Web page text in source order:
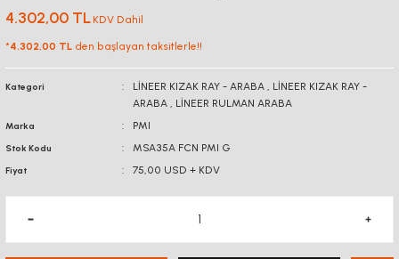
4.302,00 TL KDV Dahil
*4.302,00 TL den başlayan taksitlerle!!
Kategori LİNEER KIZAK RAY - ARABA , LİNEER KIZAK RAY -
ARABA , LİNEER RULMAN ARABA
Marka PMI
Stok Kodu MSA35A FCN PMI G
Fiyat 75,00 USD + KDV